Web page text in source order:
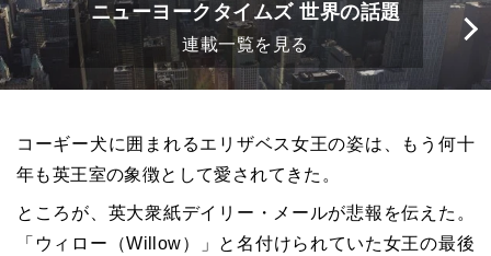
ニューヨークタイムズ 世界の話題
連載一覧を見る
コーギー犬に囲まれるエリザベス女王の姿は、もう何十
年も英王室の象徴として愛されてきた。
ところが、英大衆紙デイリー・メールが悲報を伝えた。
「ウィロー（Willow）」と名付けられていた女王の最後